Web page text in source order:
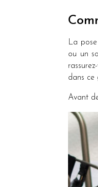
La pose
ou un
dans ce
Avant